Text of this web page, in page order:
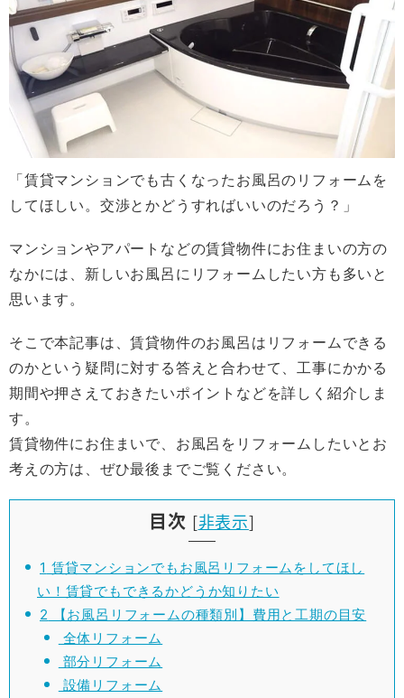
「賃貸マンションでも古くなったお風呂のリフォームを
してほしい。交渉とかどうすればいいのだろう？」
マンションやアパートなどの賃貸物件にお住まいの方の
なかには、新しいお風呂にリフォームしたい方も多いと
思います。
そこで本記事は、賃貸物件のお風呂はリフォームできる
のかという疑問に対する答えと合わせて、工事にかかる
期間や押さえておきたいポイントなどを詳しく紹介しま
す。
賃貸物件にお住まいで、お風呂をリフォームしたいとお
考えの方は、ぜひ最後までご覧ください。
目次 [非表示]
1 賃貸マンションでもお風呂リフォームをしてほし
い！賃貸でもできるかどうか知りたい
2 【お風呂リフォームの種類別】費用と工期の目安
全体リフォーム
部分リフォーム
設備リフォーム